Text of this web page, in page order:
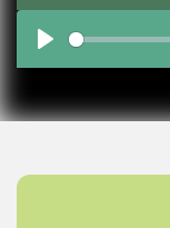
Play